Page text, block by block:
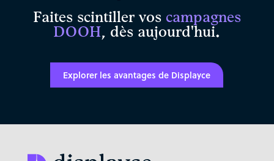
Faites scintiller vos campagnes
DOOH, dès aujourd'hui.
Explorer les avantages de Displayce